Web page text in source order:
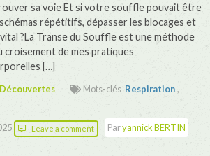
sa voie Et si votre souffle pouvait être
répétitifs, dépasser les blocages et
?La Transe du Souffle est une méthode
croisement de mes pratiques
[…]
Découvertes Mots-clés Respiration,
Leave a comment Paryannick BERTIN